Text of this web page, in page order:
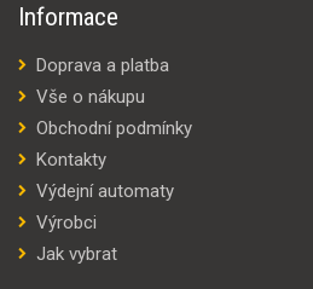
Informace
Doprava a platba
Vše o nákupu
Obchodní podmínky
Kontakty
Výdejní automaty
Výrobci
Jak vybrat